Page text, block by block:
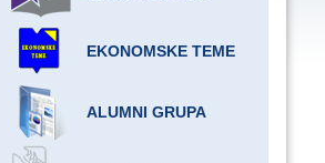
EKONOMSKE TEME
ALUMNI GRUPA